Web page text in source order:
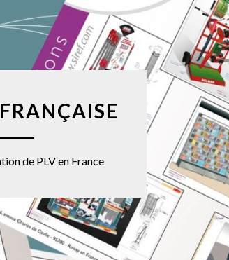
de PLV en France